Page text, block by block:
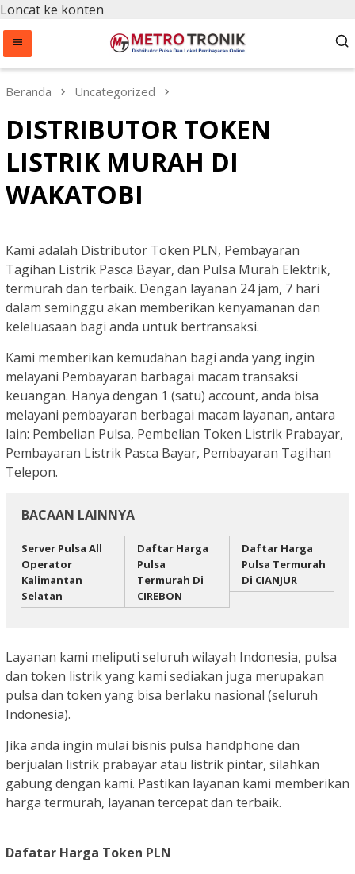
Loncat ke konten
Beranda Uncategorized
DISTRIBUTOR TOKEN
LISTRIK MURAH DI
WAKATOBI
Kami adalah Distributor Token PLN, Pembayaran
Tagihan Listrik Pasca Bayar, dan Pulsa Murah Elektrik,
termurah dan terbaik. Dengan layanan 24 jam, 7 hari
dalam seminggu akan memberikan kenyamanan dan
keleluasaan bagi anda untuk bertransaksi.
Kami memberikan kemudahan bagi anda yang ingin
melayani Pembayaran barbagai macam transaksi
keuangan. Hanya dengan 1 (satu) account, anda bisa
melayani pembayaran berbagai macam layanan, antara
lain: Pembelian Pulsa, Pembelian Token Listrik Prabayar,
Pembayaran Listrik Pasca Bayar, Pembayaran Tagihan
Telepon.
BACAAN LAINNYA
Server Pulsa All
Operator
Kalimantan
Selatan
Daftar Harga
Pulsa
Termurah Di
CIREBON
Daftar Harga
Pulsa Termurah
Di CIANJUR
Layanan kami meliputi seluruh wilayah Indonesia, pulsa
dan token listrik yang kami sediakan juga merupakan
pulsa dan token yang bisa berlaku nasional (seluruh
Indonesia).
Jika anda ingin mulai bisnis pulsa handphone dan
berjualan listrik prabayar atau listrik pintar, silahkan
gabung dengan kami. Pastikan layanan kami memberikan
harga termurah, layanan tercepat dan terbaik.
Dafatar Harga Token PLN